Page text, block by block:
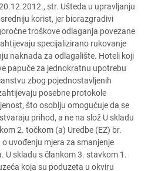
str. Ušteda u upravljanju
korist, jer biorazgradivi
troškove odlaganja povezane
specijalizirano rukovanje
naknada za odlagalište. Hoteli koji
papuče za jednokratnu upotrebu
zbog pojednostavljenih
posebne protokole
što osoblju omogućuje da se
prihod, a ne na slož U skladu
2. točkom (a) Uredbe (EZ) br.
uvođenju mjera za smanjenje
U skladu s člankom 3. stavkom 1.
koja su poduzeta u okviru